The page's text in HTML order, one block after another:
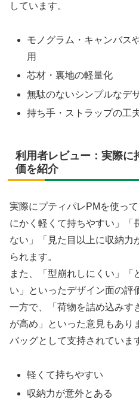
しています。
モノグラム・キャンバス
用
芯材・裏地の軽量化
無駄のないシンプルなデ
持ち手・ストラップの工
利用者レビュー：実際に
価を紹介
実際にプティパレPMを使っ
にかく軽くて持ちやすい」「
ない」「見た目以上に収納力
られます。
また、「型崩れしにくい」「
い」といったデザイン面の評
一方で、「荷物を詰め込みす
が高め」といった意見もあり
バッグとして支持されていま
軽くて持ちやすい
収納力が意外とある